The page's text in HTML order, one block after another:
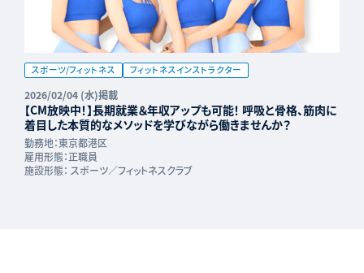
スポーツ/フィットネス フィットネスインストラクター
2026/02/04 (水)掲載
【CM放映中！】長期就業＆年収アップも可能！ 呼吸と骨格、筋肉に
着目した本質的なメソッドを学びながら働きませんか？
勤務地：東京都港区
雇用形態：正職員
施設形態： スポーツ／フィットネスクラブ